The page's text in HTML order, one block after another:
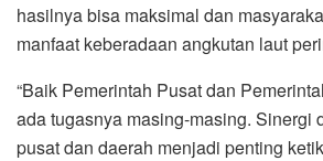
hasilnya bisa maksimal dan
manfaat keberadaan angkutan laut
“Baik Pemerintah Pusat dan
ada tugasnya masing-masing. Sinergi
pusat dan daerah menjadi penting